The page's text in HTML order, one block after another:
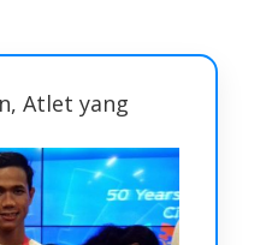
Atlet yang